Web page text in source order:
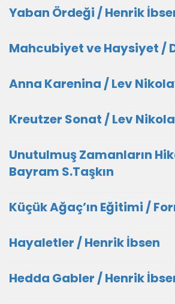
Yaban Ördeği / Henrik
Mahcubiyet ve Haysiyet /
Anna Karenina / Lev
Kreutzer Sonat / Lev
Unutulmuş Zamanların
Bayram S.Taşkın
Küçük Ağaç’ın Eğitimi /
Hayaletler / Henrik İbsen
Hedda Gabler / Henrik